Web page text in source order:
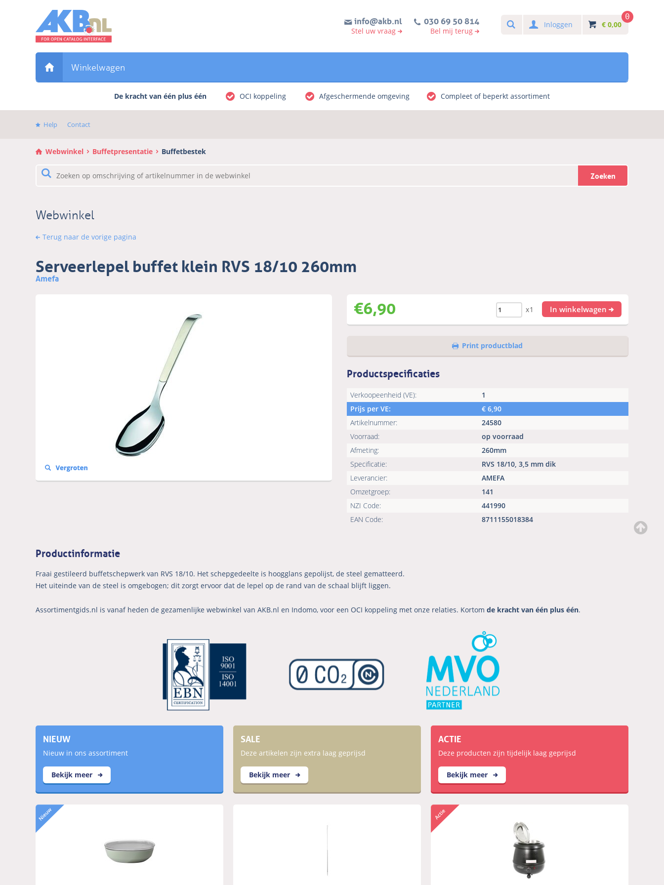
Direct
het
hoofdmenu
info@akb.nl
Stel uw vraag
030 69 50 814
Bel mij terug
SearchInloggen € 0,00
0
Winkelwagen
De kracht van één plus één OCI koppeling Afgeschermende omgeving Compleet of beperkt assortiment
Help Contact
Webwinkel Buffetpresentatie Buffetbestek
Zoeken
Webwinkel
Terug naar de vorige pagina
Serveerlepel buffet klein RVS 18/10 260mm
Amefa
€6,90 x1 In winkelwagen
Print productblad
Productspecificaties
Verkoopeenheid (VE):
1
Prijs per VE:
€ 6,90
Artikelnummer:
24580
Voorraad:
op voorraad
Afmeting:
260mm
Specificatie:
RVS 18/10, 3,5 mm dik
Leverancier:
AMEFA
Omzetgroep:
141
NZI Code:
441990
EAN Code:
8711155018384
Productinformatie
Fraai gestileerd buffetschepwerk van RVS 18/10. Het schepgedeelte is hoogglans gepolijst, de steel gematteerd.
Het uiteinde van de steel is omgebogen; dit zorgt ervoor dat de lepel op de rand van de schaal blijft liggen.
Assortimentgids.nl is vanaf heden de gezamenlijke webwinkel van AKB.nl en Indomo, voor een OCI koppeling met onze relaties. Kortom de kracht van één plus één.
NIEUW
Nieuw in ons assortiment
Bekijk meer
SALE
Deze artikelen zijn extra laag geprijsd
Bekijk meer
ACTIE
Deze producten zijn tijdelijk laag geprijsd
Bekijk meer